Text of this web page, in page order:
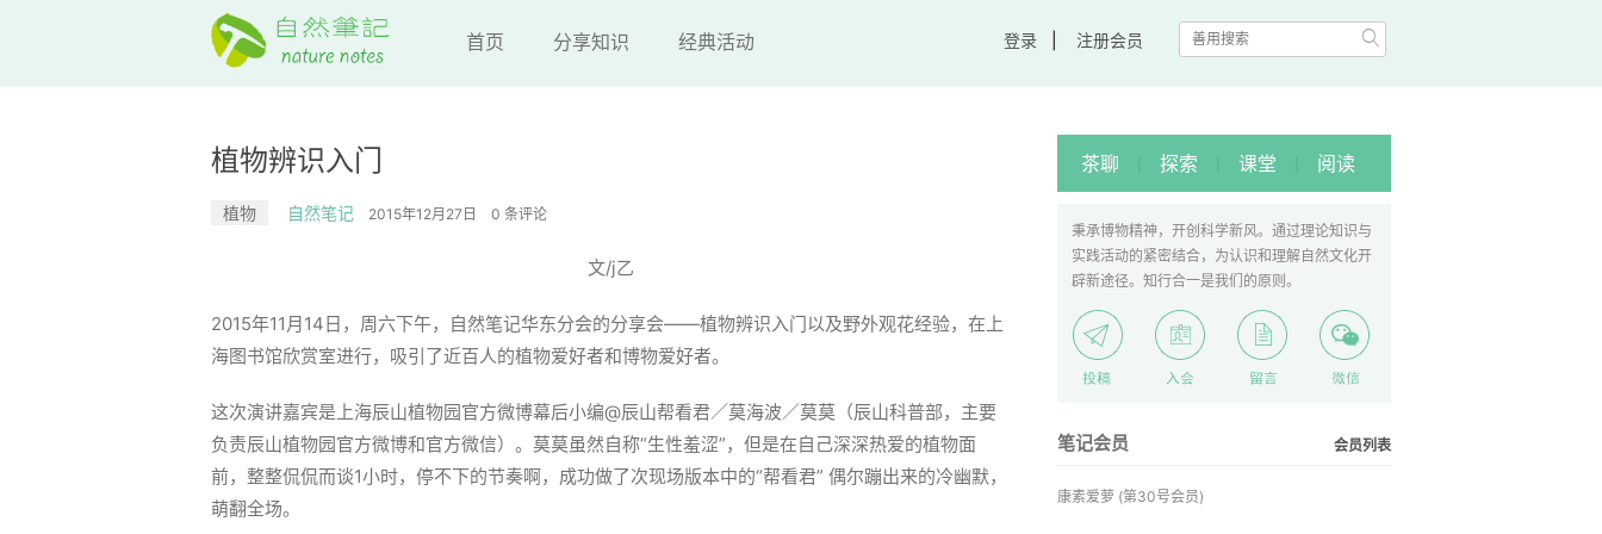
首页 分享知识 经典活动 登录 注册会员 
植物辨识入门
植物 自然笔记 2015年12月27日 0 条评论
文/j乙
2015年11月14日，周六下午，自然笔记华东分会的分享会——植物辨识入门以及野外观花经验，在上
海图书馆欣赏室进行，吸引了近百人的植物爱好者和博物爱好者。
这次演讲嘉宾是上海辰山植物园官方微博幕后小编@辰山帮看君／莫海波／莫莫（辰山科普部，主要
负责辰山植物园官方微博和官方微信）。莫莫虽然自称“生性羞涩”，但是在自己深深热爱的植物面
前，整整侃侃而谈1小时，停不下的节奏啊，成功做了次现场版本中的“帮看君” 偶尔蹦出来的冷幽默，
萌翻全场。
茶聊 探索 课堂 阅读
秉承博物精神，开创科学新风。通过理论知识与
实践活动的紧密结合，为认识和理解自然文化开
辟新途径。知行合一是我们的原则。
笔记会员 会员列表
康素爱萝 (第30号会员)